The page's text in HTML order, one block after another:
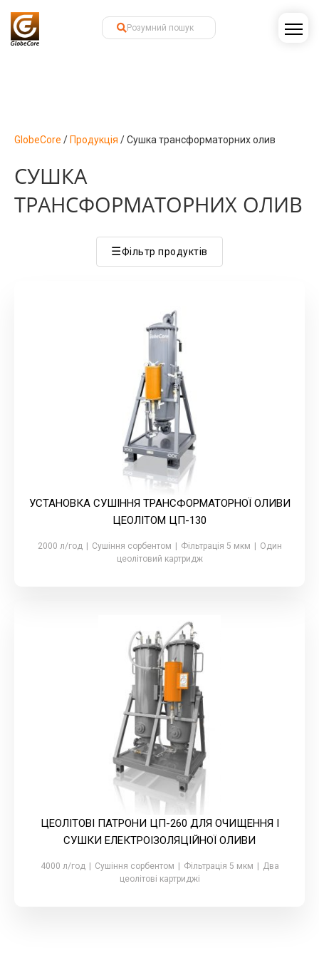
GlobeCore / Продукція /Сушка трансформаторних олив
СУШКА
ТРАНСФОРМАТОРНИХ ОЛИВ
☰Фільтр продуктів
УСТАНОВКА СУШІННЯ ТРАНСФОРМАТОРНОЇ ОЛИВИ
ЦЕОЛІТОМ ЦП-130
2000 л/год Сушіння сорбентом Фільтрація 5 мкм
Один
цеолітовий картридж
ЦЕОЛІТОВІ ПАТРОНИ ЦП-260 ДЛЯ ОЧИЩЕННЯ І
СУШКИ ЕЛЕКТРОІЗОЛЯЦІЙНОЇ ОЛИВИ
4000 л/год Сушіння сорбентом Фільтрація 5 мкм
Два
цеолітові картриджі